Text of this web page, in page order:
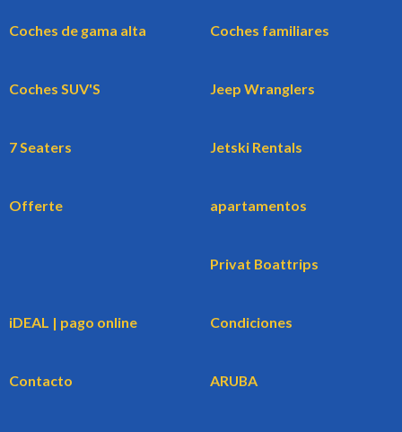
Coches de gama alta Coches familiares
Coches SUV'S Jeep Wranglers
7 Seaters Jetski Rentals
Offerte apartamentos
Privat Boattrips
iDEAL | pago online Condiciones
Contacto ARUBA